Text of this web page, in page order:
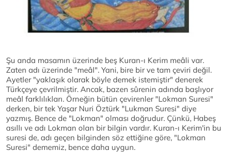
Şu anda masamın üzerinde beş Kuran-ı Kerim meâli var.
Zaten adı üzerinde "meâl". Yani, bire bir ve tam çeviri değil.
Ayetler "yaklaşık olarak böyle demek istemiştir" denerek
Türkçeye çevrilmiştir. Ancak, bazen sûrenin adında başlıyor
meâl farklılıkları. Örneğin bütün çevirenler "Lokman Suresi"
derken, bir tek Yaşar Nuri Öztürk "Lukman Suresi" diye
yazmış. Bence de "Lokman" olması doğrudur. Çünkü, Habeş
asıllı ve adı Lokman olan bir bilgin vardır. Kuran-ı Kerim'in bu
suresi de, adı geçen bilginden söz ettiğine göre, "Lokman
Suresi" dememiz, bence daha uygun.